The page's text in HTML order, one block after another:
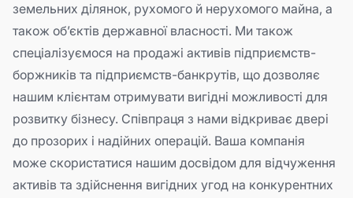
земельних ділянок, рухомого й нерухомого майна, а
також об’єктів державної власності. Ми також
спеціалізуємося на продажі активів підприємств-
боржників та підприємств-банкрутів, що дозволяє
нашим клієнтам отримувати вигідні можливості для
розвитку бізнесу. Співпраця з нами відкриває двері
до прозорих і надійних операцій. Ваша компанія
може скористатися нашим досвідом для відчуження
активів та здійснення вигідних угод на конкурентних